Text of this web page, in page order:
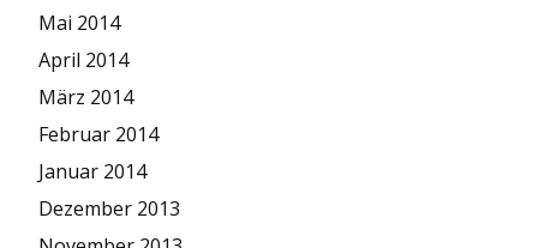
Mai 2014
April 2014
März 2014
Februar 2014
Januar 2014
Dezember 2013